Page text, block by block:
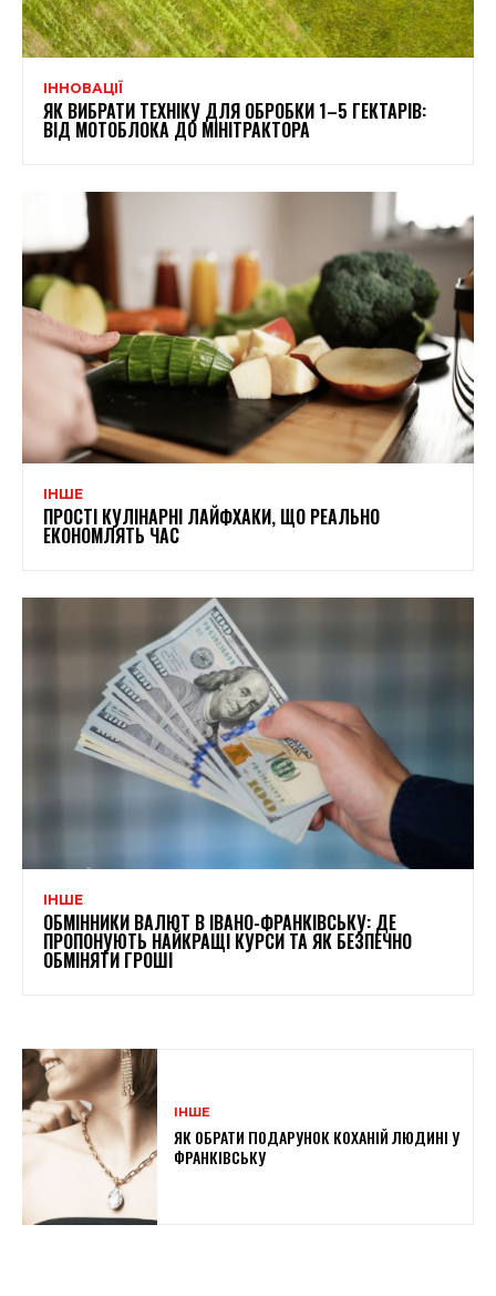
ІННОВАЦІЇ
ЯК ВИБРАТИ ТЕХНІКУ ДЛЯ ОБРОБКИ 1–5 ГЕКТАРІВ:
ВІД МОТОБЛОКА ДО МІНІТРАКТОРА
ІНШЕ
ПРОСТІ КУЛІНАРНІ ЛАЙФХАКИ, ЩО РЕАЛЬНО
ЕКОНОМЛЯТЬ ЧАС
ІНШЕ
ОБМІННИКИ ВАЛЮТ В ІВАНО-ФРАНКІВСЬКУ: ДЕ
ПРОПОНУЮТЬ НАЙКРАЩІ КУРСИ ТА ЯК БЕЗПЕЧНО
ОБМІНЯТИ ГРОШІ
ІНШЕ
ЯК ОБРАТИ ПОДАРУНОК КОХАНІЙ ЛЮДИНІ У
ФРАНКІВСЬКУ